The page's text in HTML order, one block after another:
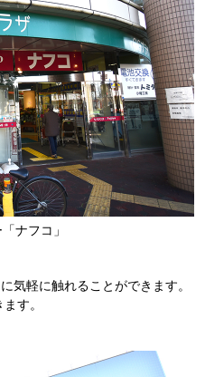
ナフコ」
気軽に触れることができます。
す。